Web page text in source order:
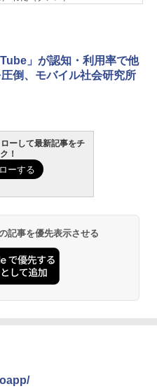
」が認知・利用率で他
倒、モバイル社会研究所
ーして最新記事をチ
！
記事を優先表示させる